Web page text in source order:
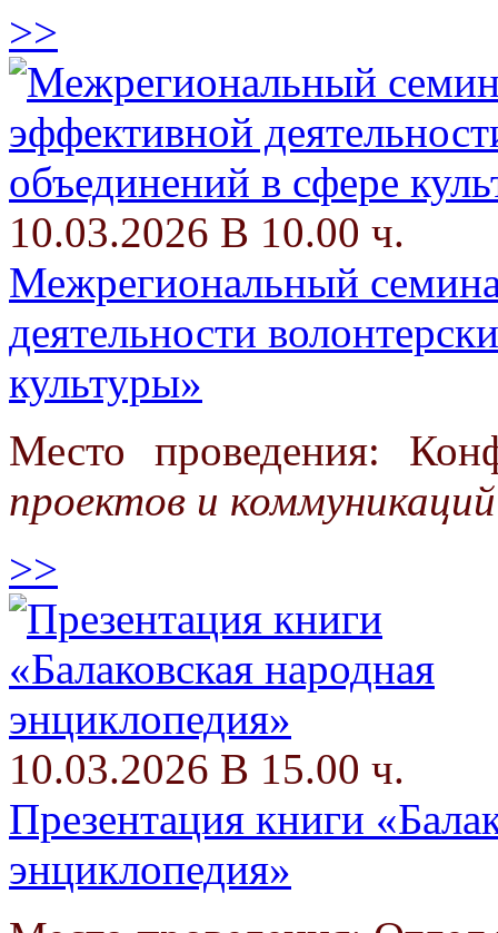
>>
10.03.2026 В 10.00 ч.
Межрегиональный
деятельности
культуры»
Место проведения:
проектов и коммуникаций
>>
10.03.2026 В 15.00 ч.
Презентация книги
энциклопедия»